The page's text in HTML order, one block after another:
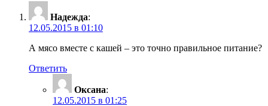
Надежда:
12.05.2015 в 01:10
А мясо вместе с кашей – это точно правильное питание?
Ответить
Оксана:
12.05.2015 в 01:25